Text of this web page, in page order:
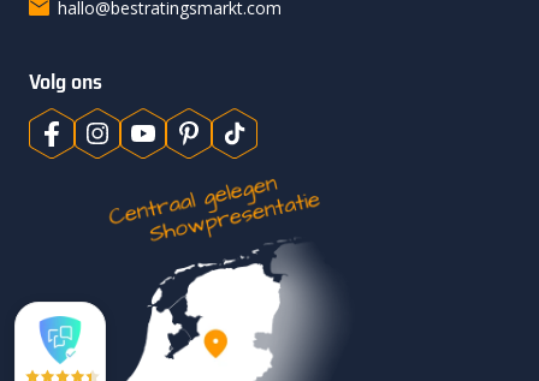
hallo@bestratingsmarkt.com
Volg ons